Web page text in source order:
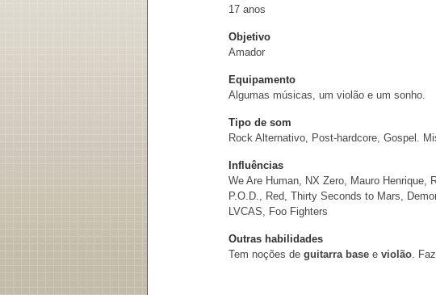
17 anos
Objetivo
Amador
Equipamento
Algumas músicas, um violão e um sonho.
Tipo de som
Rock Alternativo, Post-hardcore, Gospel.
Influências
We Are Human, NX Zero, Mauro Henrique,
P.O.D., Red, Thirty Seconds to Mars,
LVCAS, Foo Fighters
Outras habilidades
Tem noções de guitarra base e violão.